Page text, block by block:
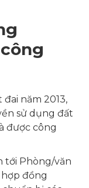
năm 2013,
sử dụng đất
được công
tới Phòng/văn
đồng